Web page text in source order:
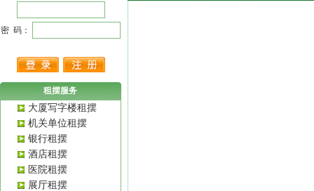
密 码：
租摆服务
大厦写字楼租摆
机关单位租摆
银行租摆
酒店租摆
医院租摆
展厅租摆